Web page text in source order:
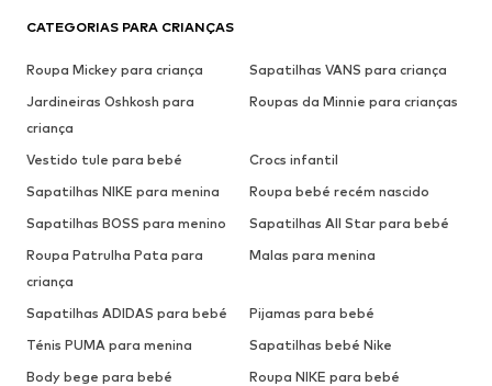
CATEGORIAS PARA CRIANÇAS
Roupa Mickey para criança
Sapatilhas VANS para criança
Jardineiras Oshkosh para
criança
Roupas da Minnie para crianças
Vestido tule para bebé
Crocs infantil
Sapatilhas NIKE para menina
Roupa bebé recém nascido
Sapatilhas BOSS para menino
Sapatilhas All Star para bebé
Roupa Patrulha Pata para
criança
Malas para menina
Sapatilhas ADIDAS para bebé
Pijamas para bebé
Ténis PUMA para menina
Sapatilhas bebé Nike
Body bege para bebé
Roupa NIKE para bebé